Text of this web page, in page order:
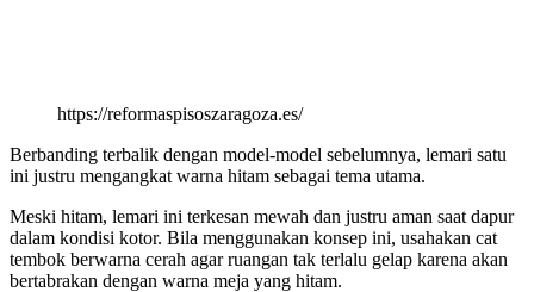
https://reformaspisoszaragoza.es/
Berbanding terbalik dengan model-model sebelumnya, lemari satu
ini justru mengangkat warna hitam sebagai tema utama.
Meski hitam, lemari ini terkesan mewah dan justru aman saat dapur
dalam kondisi kotor. Bila menggunakan konsep ini, usahakan cat
tembok berwarna cerah agar ruangan tak terlalu gelap karena akan
bertabrakan dengan warna meja yang hitam.